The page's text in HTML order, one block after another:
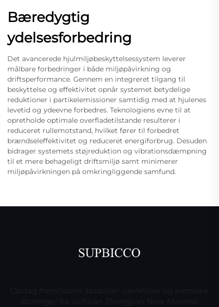
Bæredygtig
ydelsesforbedring
Det avancerede hjulmiljøbeskyttelsessystem leverer
målbare forbedringer i både miljøpåvirkning og
driftsperformance. Gennem en integreret tilgang til
beskyttelse og effektivitet opnår systemet betydelige
reduktioner i partikelemissioner samtidig med at hjulenes
levetid og ydeevne forbedres. Teknologiens evne til at
opretholde optimale overfladetilstande resulterer i
reduceret rullemotstand, hvilket fører til forbedret
brændseleffektivitet og reduceret energiforbrug. Desuden
bidrager systemets støjreduktion og vibrationsdæmpning
til et mere behageligt driftsmiljø samt minimerer
miljøpåvirkningen på omkringliggende samfund.